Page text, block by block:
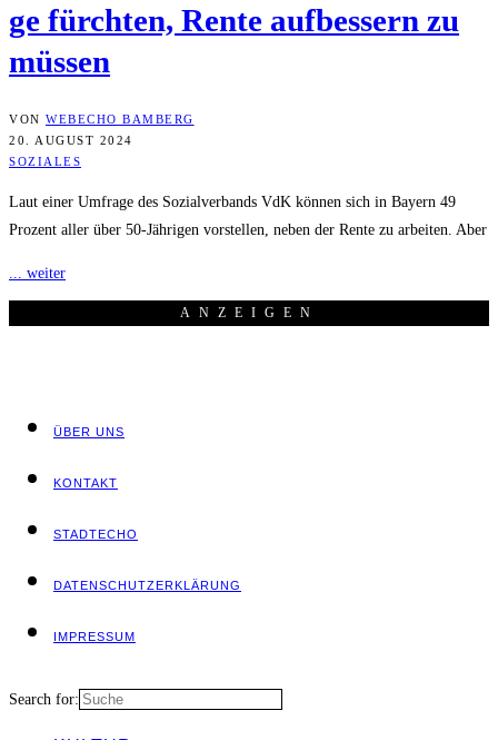
ge fürch­ten, Ren­te auf­bes­sern zu
müssen
VON WEBECHO BAMBERG
20. AUGUST 2024
SOZIALES
Laut einer Umfrage des Sozialverbands VdK können sich in Bayern 49
Prozent aller über 50-Jährigen vorstellen, neben der Rente zu arbeiten. Aber
... weiter
ANZEI­GEN
ÜBER UNS
KON­TAKT
STADT­ECHO
DATEN­SCHUTZ­ER­KLÄ­RUNG
IMPRES­SUM
Search for: